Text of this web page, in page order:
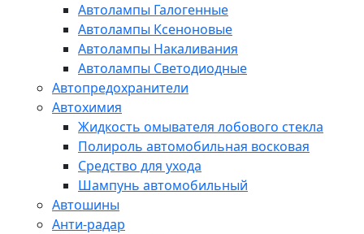
Автолампы Галогенные
Автолампы Ксеноновые
Автолампы Накаливания
Автолампы Светодиодные
Автопредохранители
Автохимия
Жидкость омывателя лобового стекла
Полироль автомобильная восковая
Средство для ухода
Шампунь автомобильный
Автошины
Анти-радар